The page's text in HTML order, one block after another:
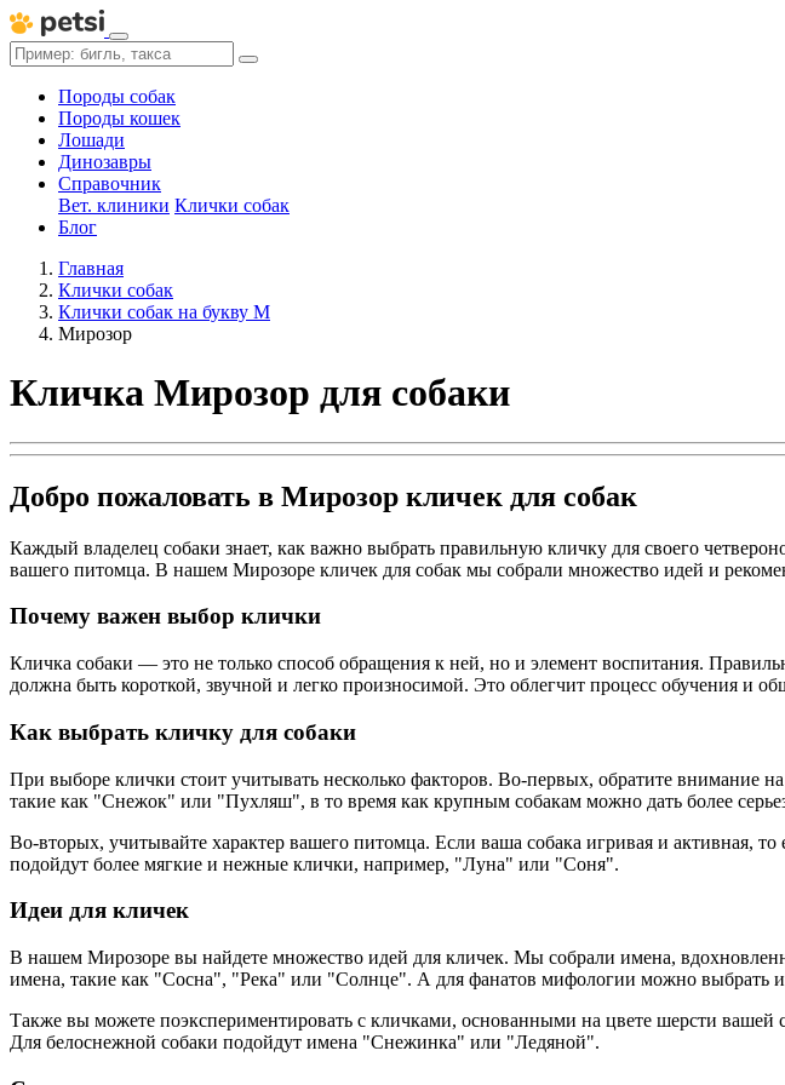
Породы собак
Породы кошек
Лошади
Динозавры
Справочник
Вет. клиники Клички собак
Блог
Главная
Клички собак
Клички собак на букву М
Мирозор
Кличка Мирозор для собаки
Добро пожаловать в Мирозор кличек для собак
Каждый владелец собаки знает, как важно выбрать правильную кличку для своего
вашего питомца. В нашем Мирозоре кличек для собак мы собрали множество идей и
Почему важен выбор клички
Кличка собаки — это не только способ обращения к ней, но и элемент воспитания.
должна быть короткой, звучной и легко произносимой. Это облегчит процесс обучения и
Как выбрать кличку для собаки
При выборе клички стоит учитывать несколько факторов. Во-первых, обратите внимание
такие как "Снежок" или "Пухляш", в то время как крупным собакам можно дать более
Во-вторых, учитывайте характер вашего питомца. Если ваша собака игривая и активная,
подойдут более мягкие и нежные клички, например, "Луна" или "Соня".
Идеи для кличек
В нашем Мирозоре вы найдете множество идей для кличек. Мы собрали имена,
имена, такие как "Сосна", "Река" или "Солнце". А для фанатов мифологии можно выбрать
Также вы можете поэкспериментировать с кличками, основанными на цвете шерсти
Для белоснежной собаки подойдут имена "Снежинка" или "Ледяной".